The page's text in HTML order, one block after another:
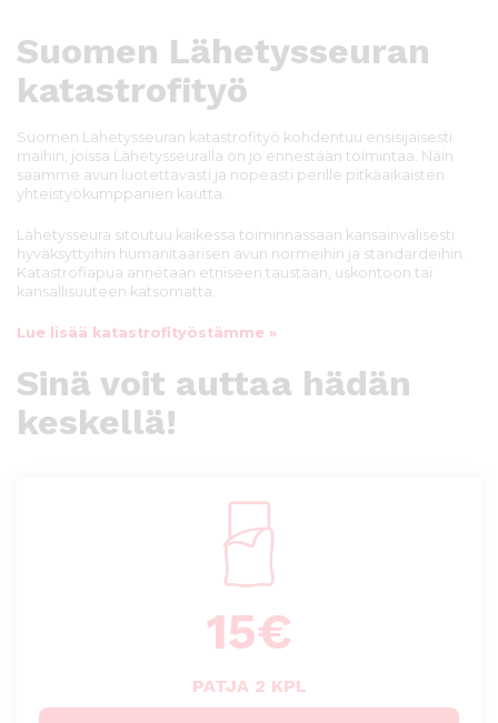
Suomen Lähetysseuran
katastrofityö
Suomen Lähetysseuran katastrofityö kohdentuu ensisijaisesti
maihin, joissa Lähetysseuralla on jo ennestään toimintaa. Näin
saamme avun luotettavasti ja nopeasti perille pitkäaikaisten
yhteistyökumppanien kautta.
Lähetysseura sitoutuu kaikessa toiminnassaan kansainvälisesti
hyväksyttyihin humanitaarisen avun normeihin ja standardeihin.
Katastrofiapua annetaan etniseen taustaan, uskontoon tai
kansallisuuteen katsomatta.
Lue lisää katastrofityöstämme »
Sinä voit auttaa hädän
keskellä!
15€
PATJA 2 KPL